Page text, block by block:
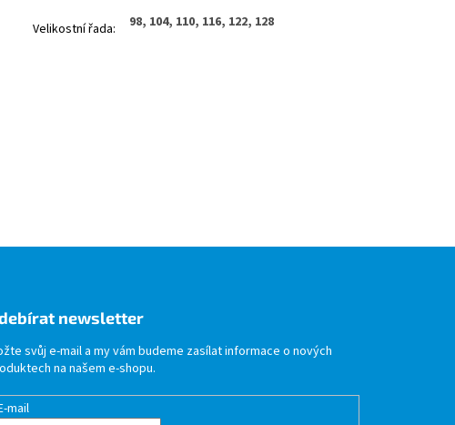
Velikostní řada: 98, 104, 110, 116, 122, 128
newsletter
svůj e-mail a my vám budeme zasílat informace o nových
na našem e-shopu.
mail